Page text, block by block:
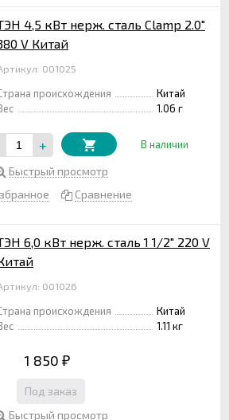
4,5 кВт нерж. сталь Clamp 2.0"
V Китай
001025
происхождения
Китай
1.06 г
+ В наличии
Быстрый просмотр
Сравнение
6,0 кВт нерж. сталь 1 1/2" 220 V
001026
происхождения
Китай
1.11 кг
1 850 ₽
Под заказ
Быстрый просмотр